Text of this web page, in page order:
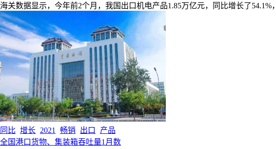
海关数据显示，今年前2个月，我国出口机电产品1.85万亿元，同比增长了54.1%，
同比 增长 2021 畅销 出口
产品
全国港口货物、集装箱吞吐量1月数